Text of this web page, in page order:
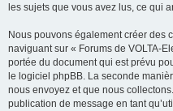
les sujets que vous avez lus, ce qui
Nous pouvons également créer des
naviguant sur « Forums de VOLTA-
portée du document qui est prévu
le logiciel phpBB. La seconde
nous envoyez et que nous
publication de message en tant